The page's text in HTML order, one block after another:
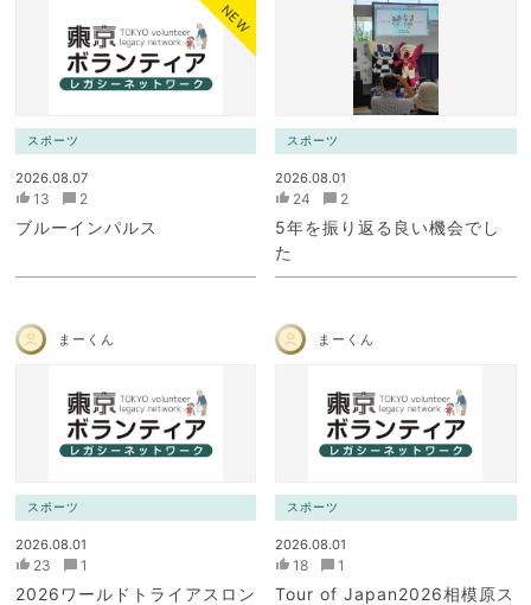
NEW
スポーツ
2026.08.07
13 2
ブルーインパルス
スポーツ
2026.08.01
24 2
5年を振り返る良い機会でし
た
まーくん
スポーツ
2026.08.01
23 1
2026ワールドトライアスロン
まーくん
スポーツ
2026.08.01
18 1
Tour of Japan2026相模原ス